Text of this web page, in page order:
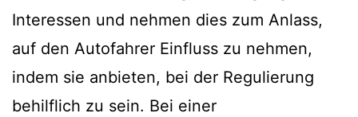
Interessen und nehmen dies zum Anlass,
auf den Autofahrer Einfluss zu nehmen,
indem sie anbieten, bei der Regulierung
behilflich zu sein. Bei einer